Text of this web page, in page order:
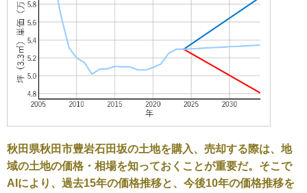
秋田県秋田市豊岩石田坂の土地を購入、売却する際は、地
域の土地の価格・相場を知っておくことが重要だ。そこで
AIにより、過去15年の価格推移と、今後10年の価格推移を